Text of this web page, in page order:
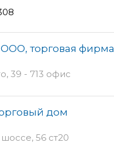
торговая фирма
39 - 713 офис
дом
56 ст20